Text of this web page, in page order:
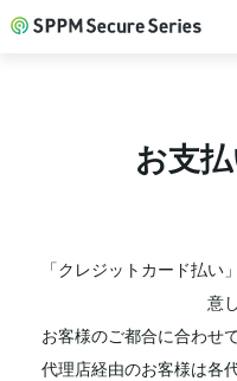
お支
「クレジットカード払い
意
お客様のご都合に合わせ
代理店経由のお客様は各